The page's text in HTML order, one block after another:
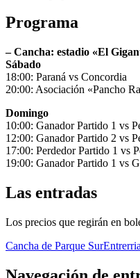
Programa
– Cancha: estadio «El
Sábado
18:00: Paraná vs Concordia
20:00: Asociación «Pancho
Domingo
10:00: Ganador Partido 1 vs
12:00: Ganador Partido 2 vs
17:00: Perdedor Partido 1 vs
19:00: Ganador Partido 1 vs
Las entradas
Los precios que regirán en
Cancha de Parque Sur